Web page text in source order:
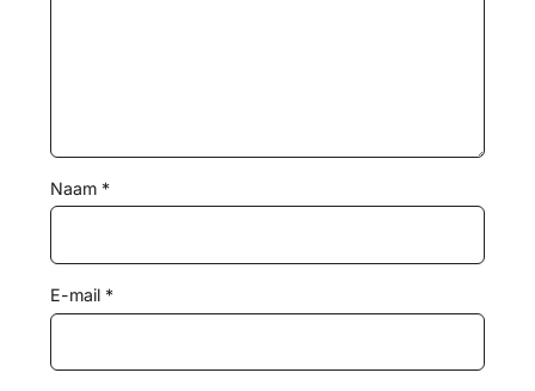
Naam *
E-mail *